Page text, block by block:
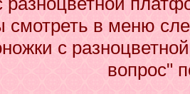
смотреть в меню
с
вопрос"